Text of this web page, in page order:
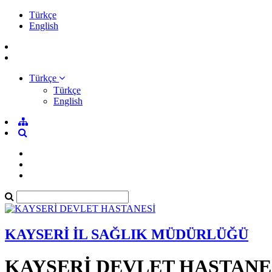
Türkçe
English
Türkçe
Türkçe
English
KAYSERİ İL SAĞLIK MÜDÜRLÜĞÜ
KAYSERİ DEVLET